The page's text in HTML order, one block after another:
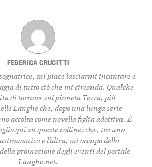
FEDERICA CRUCITTI
mi piace lasciarmi incantare e
di tutto ciò che mi circonda. Qualche
di tornare sul pianeta Terra, più
Langhe che, dopo una lunga serie
accolta come novella figlia adottiva. È
qui su queste colline) che, tra una
e l’altra, mi occupo della
promozione degli eventi del portale
Langhe.net.